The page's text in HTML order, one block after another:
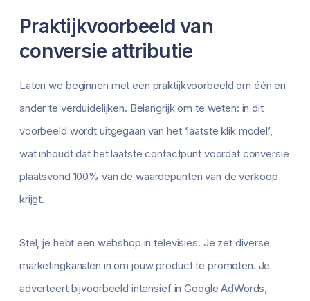
Praktijkvoorbeeld van
conversie attributie
Laten we beginnen met een praktijkvoorbeeld om één en
ander te verduidelijken. Belangrijk om te weten: in dit
voorbeeld wordt uitgegaan van het ‘laatste klik model’,
wat inhoudt dat het laatste contactpunt voordat conversie
plaatsvond 100% van de waardepunten van de verkoop
krijgt.
Stel, je hebt een webshop in televisies. Je zet diverse
marketingkanalen in om jouw product te promoten. Je
adverteert bijvoorbeeld intensief in Google AdWords,